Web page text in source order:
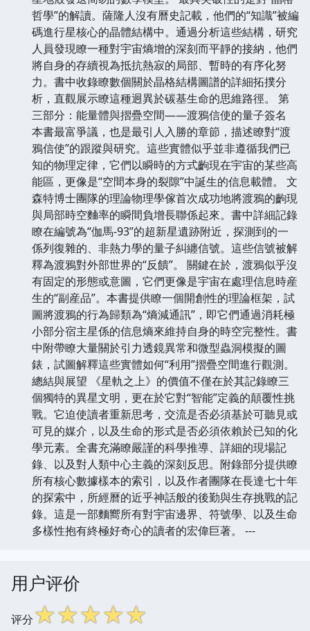
哲學”的解讀。薩隆人沒有曆史記載，他們的“知識”被編
碼進行星核心的晶體結構中。通過分析這些結構，研究
人員發現瞭一種對宇宙熵增的深刻而平靜的接納，他們
將自身的存續視為抵抗熱寂的局部、暫時的有序化努
力。書中收錄瞭數個關於晶格結構圖譜的詳細拓撲分
析，直觀展示瞭這種迥異於碳基生命的思維路徑。 第
三部分：能量體與摺疊空間——渡鴉信使的量子簽名
本書最富爭議，也是最引人入勝的章節，描述瞭對“渡
鴉信使”的跟蹤與研究。這些實體似乎並非遵循我們已
知的物理定律，它們以瞬時的方式齣現在宇宙的某些高
能區，更像是“空間本身的裂隙”中誕生的信息載體。 文
森特博士團隊的理論物理學傢首次成功地將渡鴉的齣現
與局部時空麯率的瞬間負增長聯係起來。書中詳細記錄
瞭在編號為“伽馬-93”的超新星遺跡附近，探測到的一
係列復雜的、非熱力學的量子糾纏信號。這些信號被解
釋為渡鴉對外部世界的“反饋”。 關鍵在於，渡鴉似乎沒
有固定的形態或意圖，它們更像是宇宙在處理信息時産
生的“副産品”。本書提供瞭一個開創性的理論框架，試
圖將渡鴉的行為歸類為“熵減通訊”，即它們通過消耗極
小部分宿主星係的信息熵來維持自身的時空完整性。書
中附帶瞭大量關於引力透鏡異常和微型蟲洞模擬的圖
錶，試圖解釋這些實體如何“利用”摺疊空間進行觀測。
總結與展望 《星軌之上》的價值不僅在於其記錄瞭三
個獨特的異星文明，更在於它對“智能”定義的顛覆性挑
戰。它迫使讀者重新思考，交流是否必須基於可聽見或
可見的媒介，以及生命的形式是否必須依賴於已知的化
學元素。全書充滿瞭嚴謹的科學推導、詳細的現場記
錄、以及對人類中心主義的深刻反思。附錄部分提供瞭
所有核心數據樣本的索引，以及作者團隊在長達七十年
的探索中，所經曆的近乎神話般的後勤與生存挑戰的記
錄。這是一部麵嚮所有對宇宙邊界、符號學、以及生命
多樣性抱有終極好奇心的讀者的宏偉巨著。 ---
用户评价
评分☆☆☆☆☆